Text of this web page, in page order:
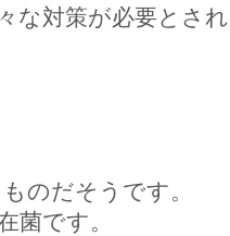
な対策が必要とさ
のだそうです。
菌です。